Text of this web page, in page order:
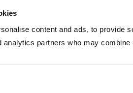
content and ads, to provide
analytics partners who may